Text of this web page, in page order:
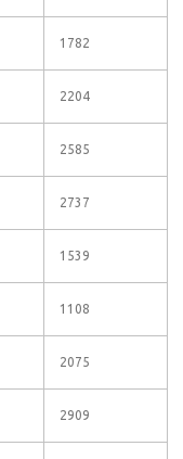
1782
2204
2585
2737
1539
1108
2075
2909